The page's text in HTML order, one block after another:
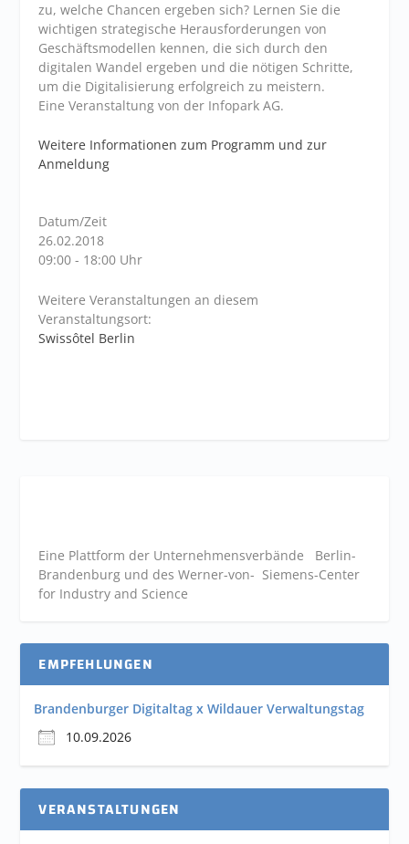
zu, welche Chancen ergeben sich? Lernen Sie die
wichtigen strategische Herausforderungen von
Geschäftsmodellen kennen, die sich durch den
digitalen Wandel ergeben und die nötigen Schritte,
um die Digitalisierung erfolgreich zu meistern.
Eine Veranstaltung von der Infopark AG.
Weitere Informationen zum Programm und zur
Anmeldung
Datum/Zeit
26.02.2018
09:00 - 18:00 Uhr
Weitere Veranstaltungen an diesem
Veranstaltungsort:
Swissôtel Berlin
Eine Plattform der Unternehmensverbände Berlin-
Brandenburg und des Werner-von- Siemens-Center
for Industry and Science
EMPFEHLUNGEN
Brandenburger Digitaltag x Wildauer Verwaltungstag
10.09.2026
VERANSTALTUNGEN